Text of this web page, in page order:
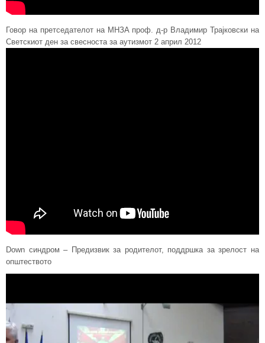
Говор на претседателот на МНЗА проф. д-р Владимир Трајковски на
Светскиот ден за свесноста за аутизмот 2 април 2012
Down синдром – Предизвик за родителот, поддршка за зрелост на
општеството